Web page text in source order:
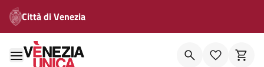
Città di Venezia